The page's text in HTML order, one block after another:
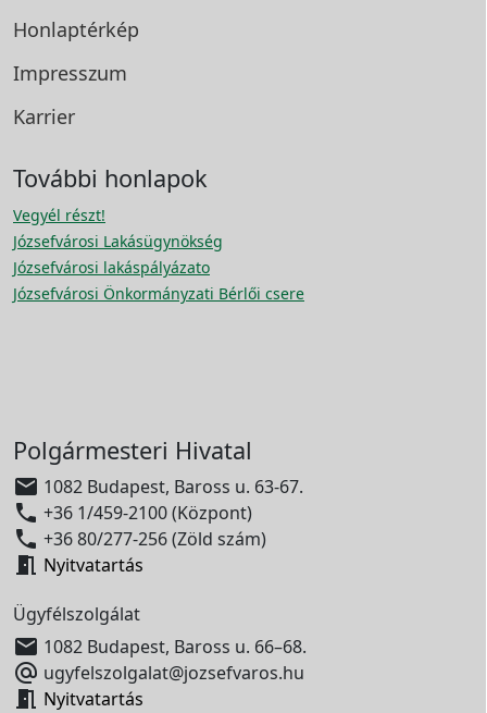
Honlaptérkép
Impresszum
Karrier
További honlapok
Vegyél részt!
Józsefvárosi Lakásügynökség
Józsefvárosi lakáspályázato
Józsefvárosi Önkormányzati Bérlői csere
Polgármesteri Hivatal
 1082 Budapest, Baross u. 63-67.
 +36 1/459-2100 (Központ)
 +36 80/277-256 (Zöld szám)
 Nyitvatartás
Ügyfélszolgálat
 1082 Budapest, Baross u. 66–68.
 ugyfelszolgalat@jozsefvaros.hu
 Nyitvatartás